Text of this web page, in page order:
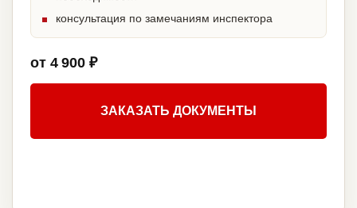
консультация по замечаниям инспектора
от 4 900 ₽
ЗАКАЗАТЬ ДОКУМЕНТЫ